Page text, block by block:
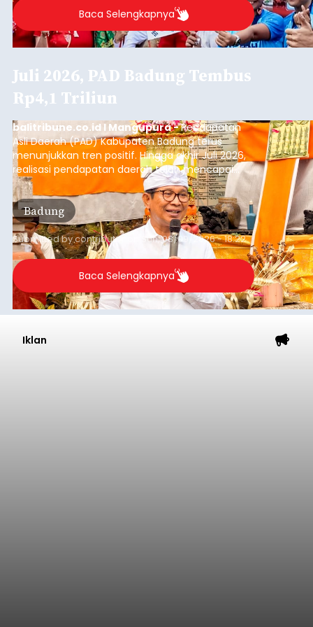
Baca Selengkapnya
Juli 2026, PAD Badung Tembus
Rp4,1 Triliun
balitribune.co.id I Mangupura -Pendapatan
Asli Daerah (PAD) Kabupaten Badung terus
menunjukkan tren positif. Hingga akhir Juli 2026,
realisasi pendapatan daerah telah mencapai
Rp4,1 triliun atau rata-rata sekitar Rp730 miliar
per bulan, meningkat signifikan dibandingkan
rata-rata penerimaan sebelumnya yang berkisar
Rp350 miliar hingga Rp400 miliar per bulan.
Badung
Submitted bycontributor Sun, 08/09/2026 - 18:22
Baca Selengkapnya
Iklan